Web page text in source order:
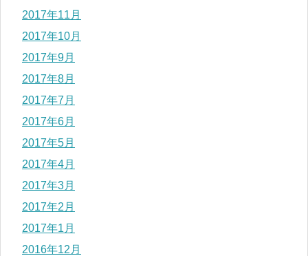
2017年11月
2017年10月
2017年9月
2017年8月
2017年7月
2017年6月
2017年5月
2017年4月
2017年3月
2017年2月
2017年1月
2016年12月